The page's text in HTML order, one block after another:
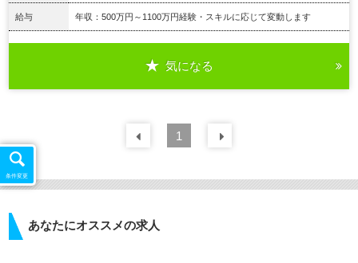
給与 年収：500万円～1100万円経験・スキルに応じて変動します
気になる
前の 件
1
あなたにオススメの求人
条件変更